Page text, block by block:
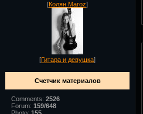
[Колян Maroz]
[Гитара и девушка]
Счетчик материалов
Comments: 2526
Forum: 159/648